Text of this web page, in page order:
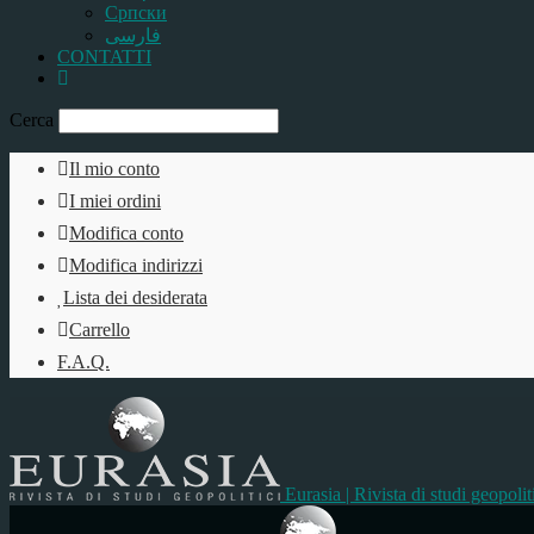
Српски
فارسی
CONTATTI
Cerca
Il mio conto
I miei ordini
Modifica conto
Modifica indirizzi
Lista dei desiderata
Carrello
F.A.Q.
Eurasia | Rivista di studi